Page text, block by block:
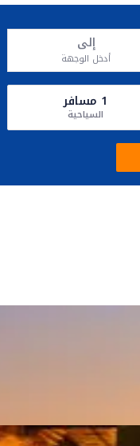
إلى
أدخل الوجهة
1 مسافر
السياحية